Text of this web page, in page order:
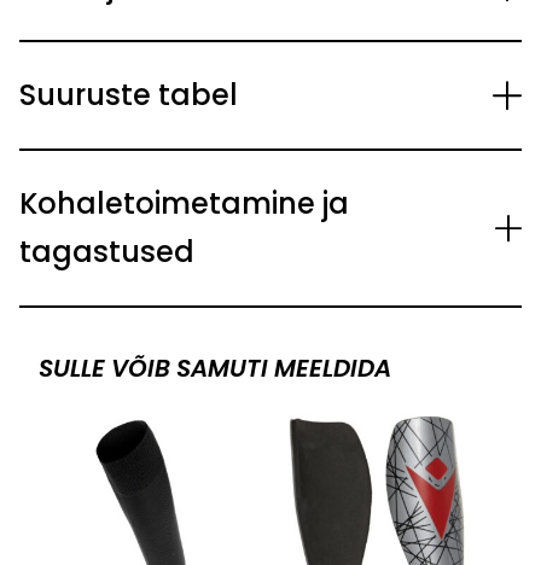
Suuruste tabel
Kohaletoimetamine ja
tagastused
SULLE VÕIB SAMUTI MEELDIDA